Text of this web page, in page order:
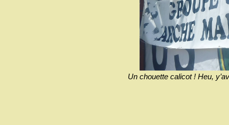
Un chouette calicot ! Heu,